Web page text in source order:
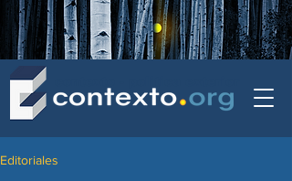
Editoriales